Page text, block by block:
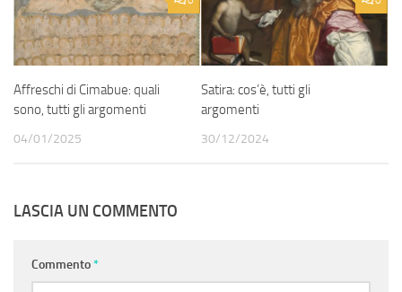
Affreschi di Cimabue: quali
sono, tutti gli argomenti
04/01/2025
Satira: cos’è, tutti gli
argomenti
30/12/2024
LASCIA UN COMMENTO
Commento*